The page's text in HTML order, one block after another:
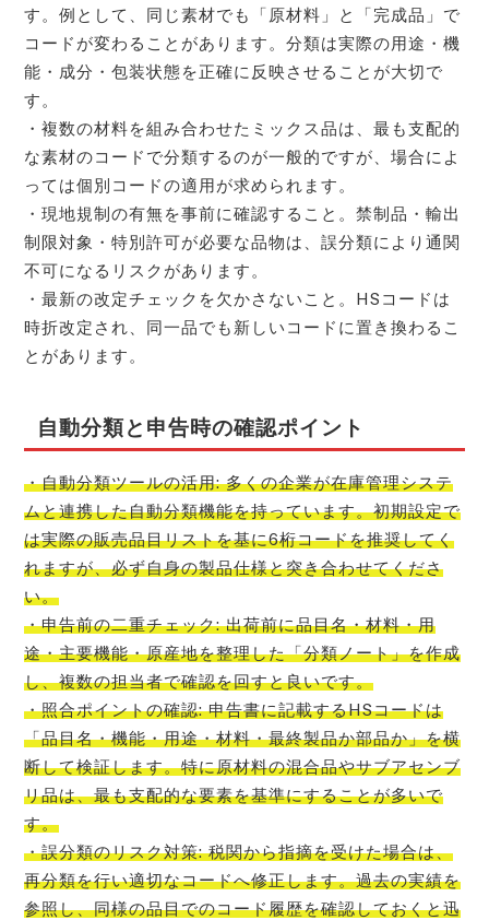
す。例として、同じ素材でも「原材料」と「完成品」で
コードが変わることがあります。分類は実際の用途・機
能・成分・包装状態を正確に反映させることが大切で
す。
・複数の材料を組み合わせたミックス品は、最も支配的
な素材のコードで分類するのが一般的ですが、場合によ
っては個別コードの適用が求められます。
・現地規制の有無を事前に確認すること。禁制品・輸出
制限対象・特別許可が必要な品物は、誤分類により通関
不可になるリスクがあります。
・最新の改定チェックを欠かさないこと。HSコードは
時折改定され、同一品でも新しいコードに置き換わるこ
とがあります。
自動分類と申告時の確認ポイント
・自動分類ツールの活用: 多くの企業が在庫管理システ
ムと連携した自動分類機能を持っています。初期設定で
は実際の販売品目リストを基に6桁コードを推奨してく
れますが、必ず自身の製品仕様と突き合わせてくださ
い。
・申告前の二重チェック: 出荷前に品目名・材料・用
途・主要機能・原産地を整理した「分類ノート」を作成
し、複数の担当者で確認を回すと良いです。
・照合ポイントの確認: 申告書に記載するHSコードは
「品目名・機能・用途・材料・最終製品か部品か」を横
断して検証します。特に原材料の混合品やサブアセンブ
リ品は、最も支配的な要素を基準にすることが多いで
す。
・誤分類のリスク対策: 税関から指摘を受けた場合は、
再分類を行い適切なコードへ修正します。過去の実績を
参照し、同様の品目でのコード履歴を確認しておくと迅